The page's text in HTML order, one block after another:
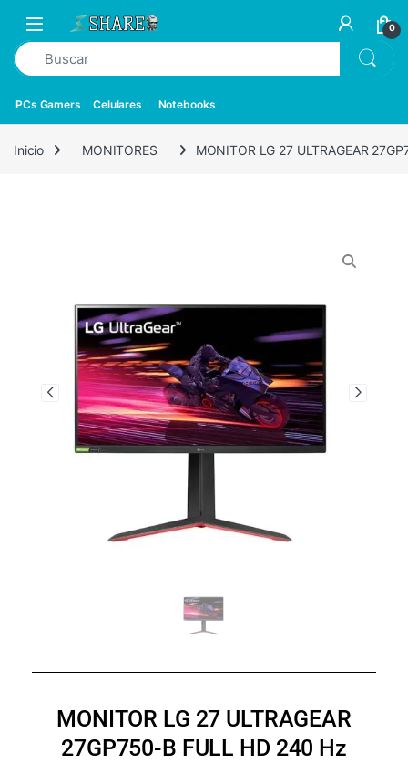
0
PCs Gamers Celulares Notebooks
Inicio MONITORES MONITOR LG 27 ULTRAGEAR
MONITOR LG 27 ULTRAGEAR
27GP750-B FULL HD 240 Hz